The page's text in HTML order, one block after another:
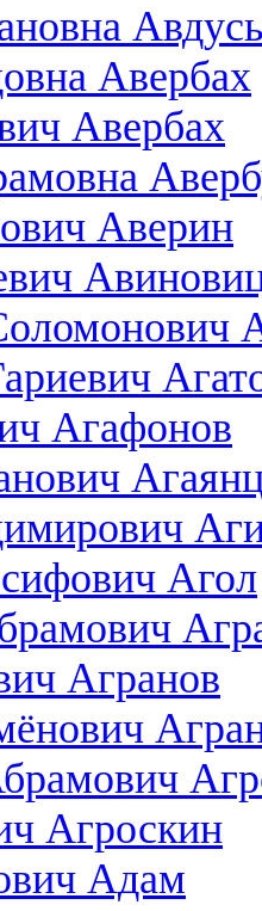
Авдусь
Авербах
Авербах
Аверин
Агафонов
Агол
Агранов
Агроскин
Адам